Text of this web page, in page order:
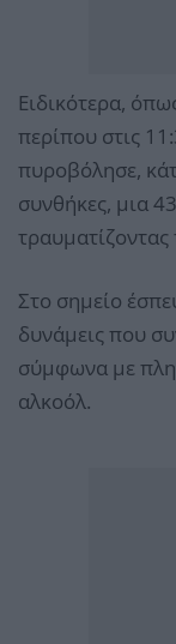
Ειδικότερα,
περίπου στις
πυροβόλησε,
συνθήκες, μια
τραυματίζοντας
Στο σημείο
δυνάμεις που
σύμφωνα με
αλκοόλ.